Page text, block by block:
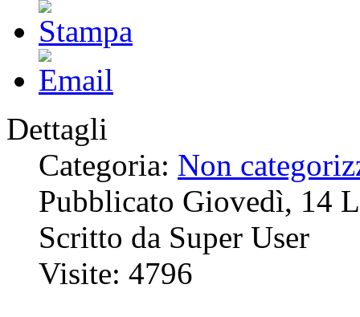
Dettagli
Categoria: Non
Pubblicato Giovedì, 14
Scritto da Super User
Visite: 4796